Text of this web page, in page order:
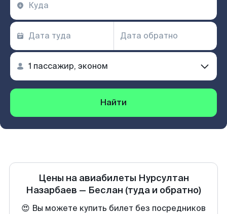
Найти
Цены на авиабилеты Нурсултан
Назарбаев — Беслан (туда и обратно)
😍 Вы можете купить билет без посредников